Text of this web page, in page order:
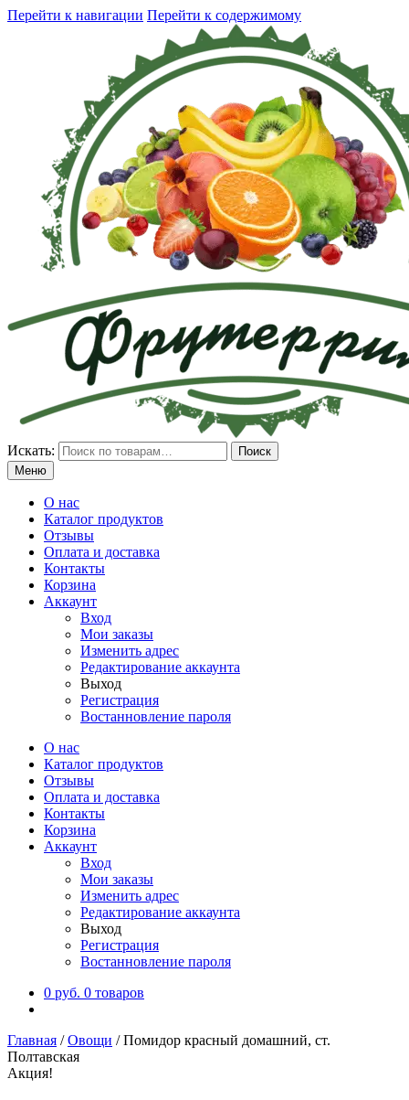
Перейти к навигации Перейти к содержимому
Искать:
Поиск
Меню
О нас
Каталог продуктов
Отзывы
Оплата и доставка
Контакты
Корзина
Аккаунт
Вход
Мои заказы
Изменить адрес
Редактирование аккаунта
Выход
Регистрация
Востанновление пароля
О нас
Каталог продуктов
Отзывы
Оплата и доставка
Контакты
Корзина
Аккаунт
Вход
Мои заказы
Изменить адрес
Редактирование аккаунта
Выход
Регистрация
Востанновление пароля
0 руб. 0 товаров
Главная / Овощи /Помидор красный домашний, ст.
Полтавская
Акция!